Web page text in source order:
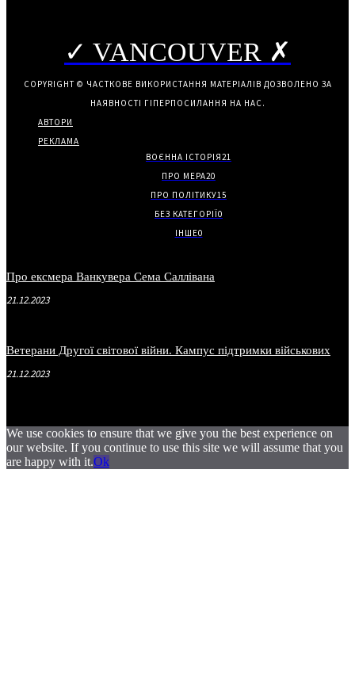
✓ VANCOUVER ✗
COPYRIGHT © ЧАСТКОВЕ ВИКОРИСТАННЯ МАТЕРІАЛІВ ДОЗВОЛЕНО ЗА
НАЯВНОСТІ ГІПЕРПОСИЛАННЯ НА НАС.
АВТОРИ
РЕКЛАМА
ВОЄННА ІСТОРІЯ21
ПРО МЕРА20
ПРО ПОЛІТИКУ15
БЕЗ КАТЕГОРІЇ0
ІНШЕ0
Про ексмера Ванкувера Сема Саллівана
21.12.2023
Ветерани Другої світової війни. Кампус підтримки військових
21.12.2023
We use cookies to ensure that we give you the best experience on
our website. If you continue to use this site we will assume that you
are happy with it.Ok